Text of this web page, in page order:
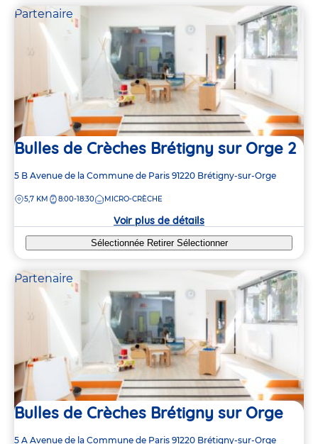
Partenaire
Bulles de Crèches Brétigny sur Orge 2
Adresse
la
5 B Avenue de la Commune de Paris 91220 Brétigny-sur-Orge
DISTANCE
5,7 KM 8:00-18:30 MICRO-CRÈCHE
Voir plus de détails
Sélectionnée Retirer Sélectionner
Partenaire
Bulles de Crèches Brétigny sur Orge
Adresse
5 A Avenue de la Commune de Paris 91220 Brétigny-sur-Orge
3
3